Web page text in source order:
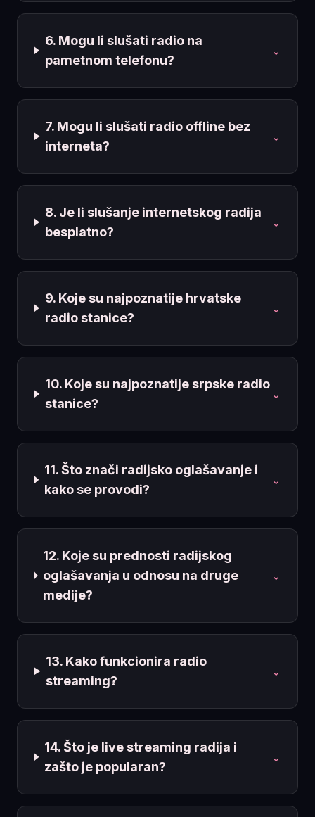
6. Mogu li slušati radio na
pametnom telefonu?
⌄
7. Mogu li slušati radio offline bez
interneta?
⌄
8. Je li slušanje internetskog radija
besplatno?
⌄
9. Koje su najpoznatije hrvatske
radio stanice?
⌄
10. Koje su najpoznatije srpske radio
stanice?
⌄
11. Što znači radijsko oglašavanje i
kako se provodi?
⌄
12. Koje su prednosti radijskog
oglašavanja u odnosu na druge
medije?
⌄
13. Kako funkcionira radio
streaming?
⌄
14. Što je live streaming radija i
zašto je popularan?
⌄